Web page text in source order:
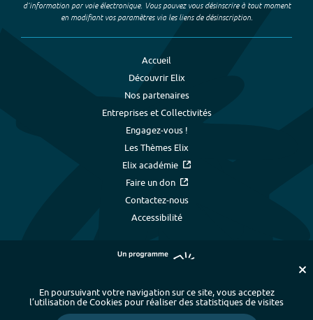
d’information par voie électronique. Vous pouvez vous désinscrire à tout moment
en modifiant vos paramètres via les liens de désinscription.
Accueil
Découvrir Elix
Nos partenaires
Entreprises et Collectivités
Engagez-vous !
Les Thèmes Elix
Elix académie
Faire un don
Contactez-nous
Accessibilité
Plan du site - Index alphabétique -
En poursuivant votre navigation sur ce site, vous acceptez
l’utilisation de Cookies pour réaliser des statistiques de visites